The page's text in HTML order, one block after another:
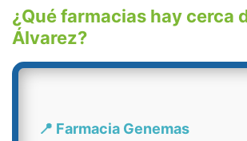
¿Qué farmacias hay cerca
Álvarez?
📍 Farmacia Genemas